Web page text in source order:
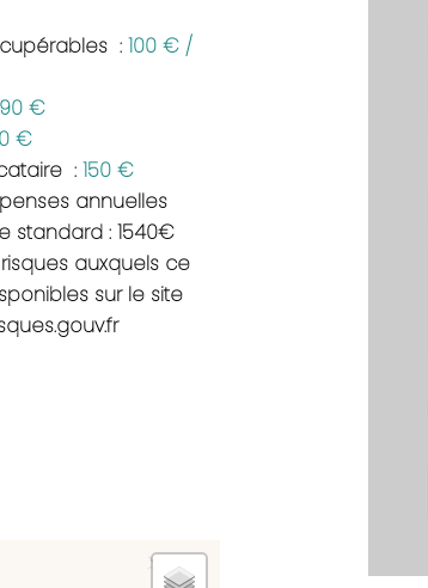
100 € /
€
€
150 €
annuelles
standard : 1540€
auxquels ce
sur le site